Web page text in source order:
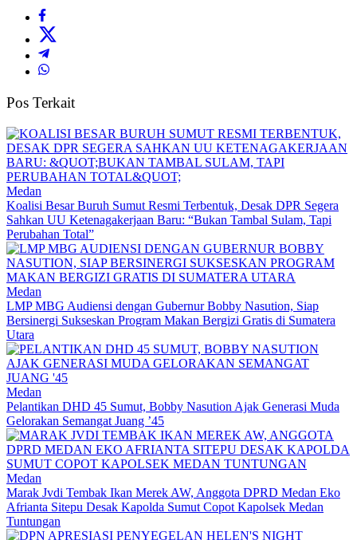
Pos Terkait
Medan
Koalisi Besar Buruh Sumut Resmi Terbentuk, Desak DPR Segera
Sahkan UU Ketenagakerjaan Baru: “Bukan Tambal Sulam, Tapi
Perubahan Total”
Medan
LMP MBG Audiensi dengan Gubernur Bobby Nasution, Siap
Bersinergi Sukseskan Program Makan Bergizi Gratis di Sumatera
Utara
Medan
Pelantikan DHD 45 Sumut, Bobby Nasution Ajak Generasi Muda
Gelorakan Semangat Juang ’45
Medan
Marak Jvdi Tembak Ikan Merek AW, Anggota DPRD Medan Eko
Afrianta Sitepu Desak Kapolda Sumut Copot Kapolsek Medan
Tuntungan